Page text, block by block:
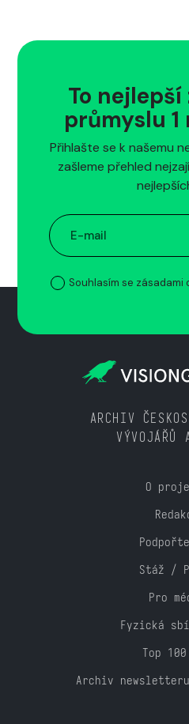
To
průmyslu
Přihlašte se k našemu
zašleme přehled
Souhlasím se
ARCHIV
VÝVOJÁŘŮ
O
Stáž /
Pro
Fyzická
Top
Archiv